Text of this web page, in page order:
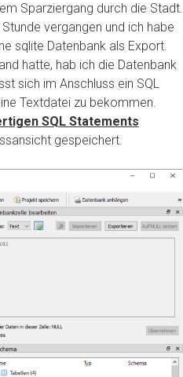
Sparziergang durch die Stadt.
vergangen und ich habe
sqlite Datenbank als Export.
hatte, hab ich die Datenbank
sich im Anschluss ein SQL
Textdatei zu bekommen.
SQL Statements
gespeichert.